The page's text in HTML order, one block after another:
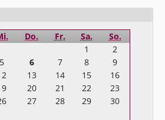
Do. Fr. Sa. So.
1
2
5 6 7 8
9
13 14 15
16
20 21 22
23
27 28 29
30